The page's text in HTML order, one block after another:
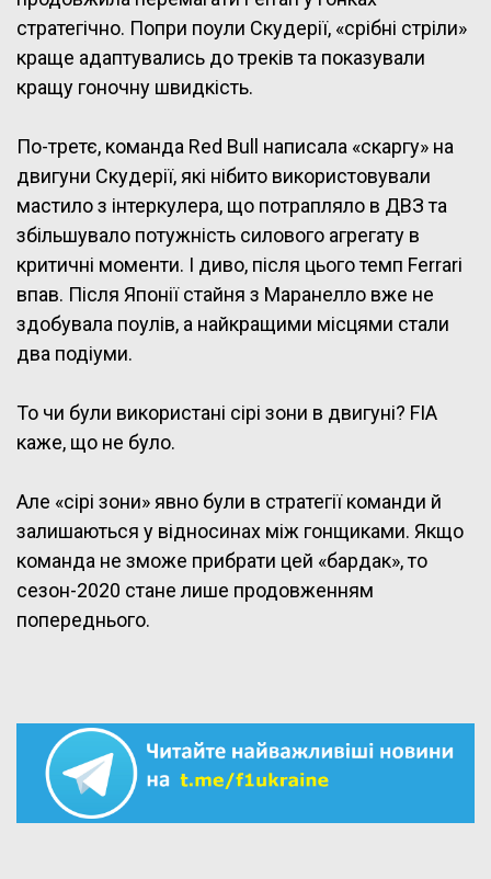
стратегічно. Попри поули Скудерії, «срібні стріли»
краще адаптувались до треків та показували
кращу гоночну швидкість.
По-третє, команда Red Bull написала «скаргу» на
двигуни Скудерії, які нібито використовували
мастило з інтеркулера, що потрапляло в ДВЗ та
збільшувало потужність силового агрегату в
критичні моменти. І диво, після цього темп Ferrari
впав. Після Японії стайня з Маранелло вже не
здобувала поулів, а найкращими місцями стали
два подіуми.
То чи були використані сірі зони в двигуні? FIA
каже, що не було.
Але «сірі зони» явно були в стратегії команди й
залишаються у відносинах між гонщиками. Якщо
команда не зможе прибрати цей «бардак», то
сезон-2020 стане лише продовженням
попереднього.